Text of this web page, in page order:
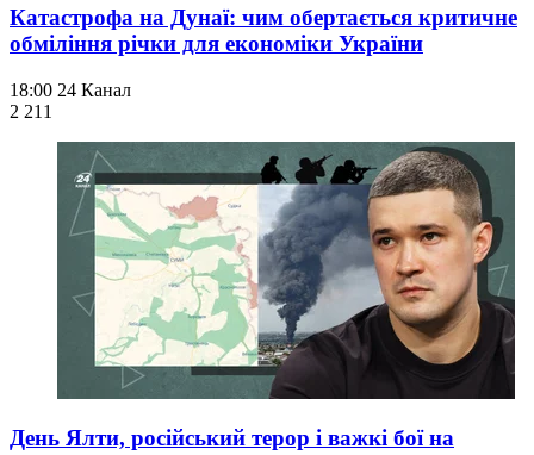
Катастрофа на Дунаї: чим обертається критичне
обміління річки для економіки України
18:00 24 Канал
2 211
День Ялти, російський терор і важкі бої на